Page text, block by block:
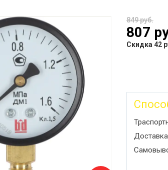
849 руб.
807
Скидка 42